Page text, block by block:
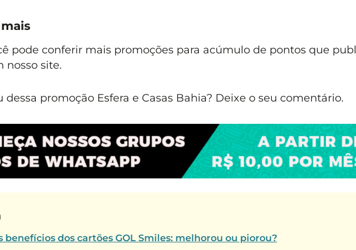
pode conferir mais promoções para acúmulo de pontos que
nosso site.
dessa promoção Esfera e Casas Bahia? Deixe o seu comentário.
benefícios dos cartões GOL Smiles: melhorou ou piorou?